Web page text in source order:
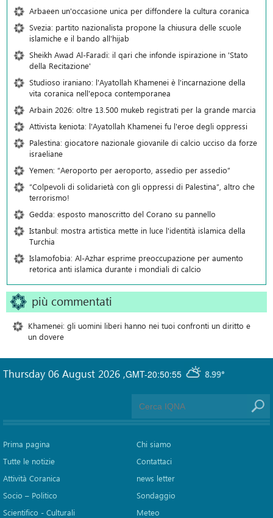
Arbaeen un'occasione unica per diffondere la cultura coranica
Svezia: partito nazionalista propone la chiusura delle scuole
islamiche e il bando all'hijab
Sheikh Awad Al-Faradi: il qari che infonde ispirazione in 'Stato
della Recitazione'
Studioso iraniano: l'Ayatollah Khamenei è l'incarnazione della
vita coranica nell'epoca contemporanea
Arbain 2026: oltre 13.500 mukeb registrati per la grande marcia
Attivista keniota: l'Ayatollah Khamenei fu l'eroe degli oppressi
Palestina: giocatore nazionale giovanile di calcio ucciso da forze
israeliane
Yemen: “Aeroporto per aeroporto, assedio per assedio”
“Colpevoli di solidarietà con gli oppressi di Palestina”, altro che
terrorismo!
Gedda: esposto manoscritto del Corano su pannello
Istanbul: mostra artistica mette in luce l'identità islamica della
Turchia
Islamofobia: Al-Azhar esprime preoccupazione per aumento
retorica anti islamica durante i mondiali di calcio
più commentati
Khamenei: gli uomini liberi hanno nei tuoi confronti un diritto e
un dovere
GMT-20:50:55 8.99°
Thursday 06 August 2026 ,
Prima pagina
Tutte le notizie
Attività Coranica
Socio – Politico
Scientifico - Culturali
Chi siamo
Contattaci
news letter
Sondaggio
Meteo